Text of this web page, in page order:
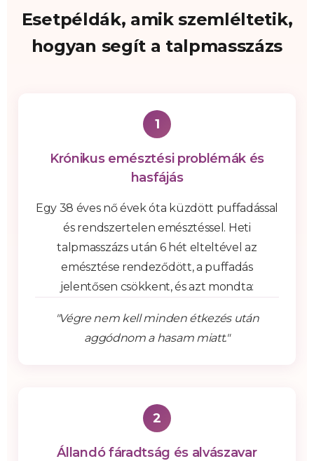
Esetpéldák, amik szemléltetik,
hogyan segít a talpmasszázs
1
Krónikus emésztési problémák és
hasfájás
Egy 38 éves nő évek óta küzdött puffadással
és rendszertelen emésztéssel. Heti
talpmasszázs után 6 hét elteltével az
emésztése rendeződött, a puffadás
jelentősen csökkent, és azt mondta:
"Végre nem kell minden étkezés után
aggódnom a hasam miatt."
2
Állandó fáradtság és alvászavar